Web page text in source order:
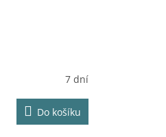
7 dní
Do košíku